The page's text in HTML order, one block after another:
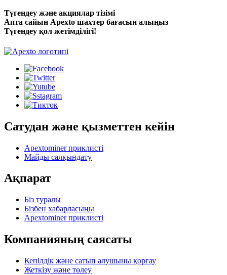
Түгендеу және акциялар тізімі
Апта сайын Apexto шахтер бағасын алыңыз
Түгендеу қол жетімділігі!
Сатудан және қызметтен кейін
Apextominer приклисті
Майды салқындату
Ақпарат
Біз туралы
Бізбен хабарласыңы
Apextominer приклисті
Компанияның саясаты
Кепілдік және сатып алушыны қорғау
Жеткізу және төлеу